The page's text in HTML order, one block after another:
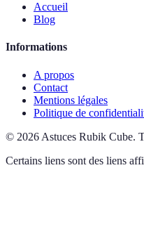
Accueil
Blog
Informations
A propos
Contact
Mentions légales
Politique de
© 2026 Astuces Rubik Cube.
Certains liens sont des liens